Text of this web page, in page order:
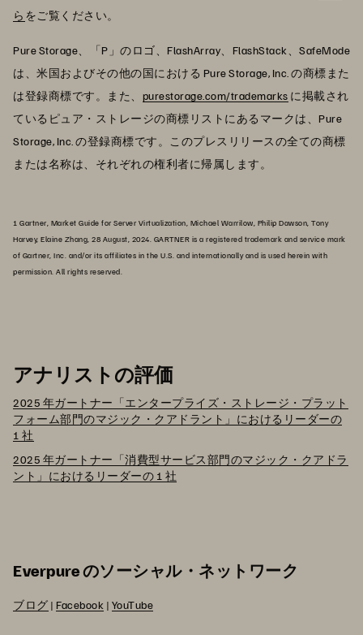
ら をご覧ください。
Pure Storage、「P」のロゴ、FlashArray、FlashStack、SafeMode
は、米国およびその他の国における Pure Storage, Inc. の商標また
は登録商標です。また、 purestorage.com/trademarks に掲載され
ているピュア・ストレージの商標リストにあるマークは、Pure
Storage, Inc. の登録商標です。このプレスリリースの全ての商標
または名称は、それぞれの権利者に帰属します。
1 Gartner, Market Guide for Server Virtualization, Michael Warrilow, Philip Dawson, Tony
Harvey, Elaine Zhang, 28 August, 2024. GARTNER is a registered trademark and service mark
of Gartner, Inc. and/or its affiliates in the U.S. and internationally and is used herein with
permission. All rights reserved.
アナリストの評価
2025 年ガートナー「エンタープライズ・ストレージ・プラット
フォーム部門のマジック・クアドラント」におけるリーダーの
1 社
2025 年ガートナー「消費型サービス部門のマジック・クアドラ
ント」におけるリーダーの 1 社
Everpure のソーシャル・ネットワーク
ブログ | Facebook | YouTube